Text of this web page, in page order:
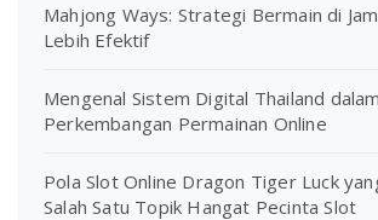
Mahjong Ways: Strategi Bermain di
Lebih Efektif
Mengenal Sistem Digital Thailand dalam
Perkembangan Permainan Online
Pola Slot Online Dragon Tiger Luck
Salah Satu Topik Hangat Pecinta Slot